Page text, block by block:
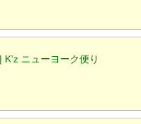
ニューヨーク便り